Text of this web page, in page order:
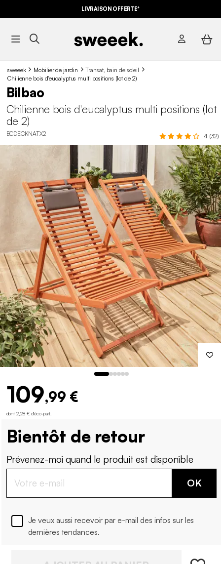
LIVRAISON OFFERTE*
sweeek Mobilier de jardin
Transat, bain de soleil
Chilienne bois d'eucalyptus multi positions (lot de 2)
Bilbao
Chilienne bois d'eucalyptus multi positions (lot
de 2)
ECDECKNATX2 4 (32)
109,99 €
dont 2,28 € d'éco-part
Bientôt de retour
Prévenez-moi quand le produit est disponible
OK
Je veux aussi recevoir par e-mail des infos sur les
dernières tendances.